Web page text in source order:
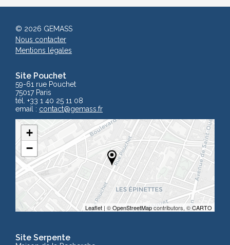
Site Pouchet
59-61 rue Pouchet
75017 Paris
tél. +33 1 40 25 11 08
email : contact@gemass.fr
+
−
Leaflet | ©OpenStreetMapcontributors, ©CARTO
Site Serpente
© 2026 GEMASS
Nous contacter
Mentions légales